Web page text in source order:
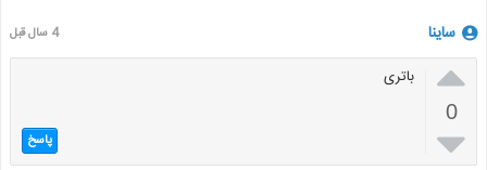
ساینا 4 سال قبل

0

باتری
پاسخ